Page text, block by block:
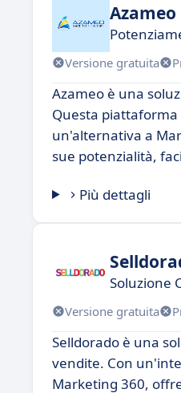
Azameo
Versione gratuita
Azameo è una
Questa
un'alternativa a
sue potenzialità,
Più dettagli
Soluzione
Versione gratuita
Selldorado è una
vendite. Con
Marketing 360,